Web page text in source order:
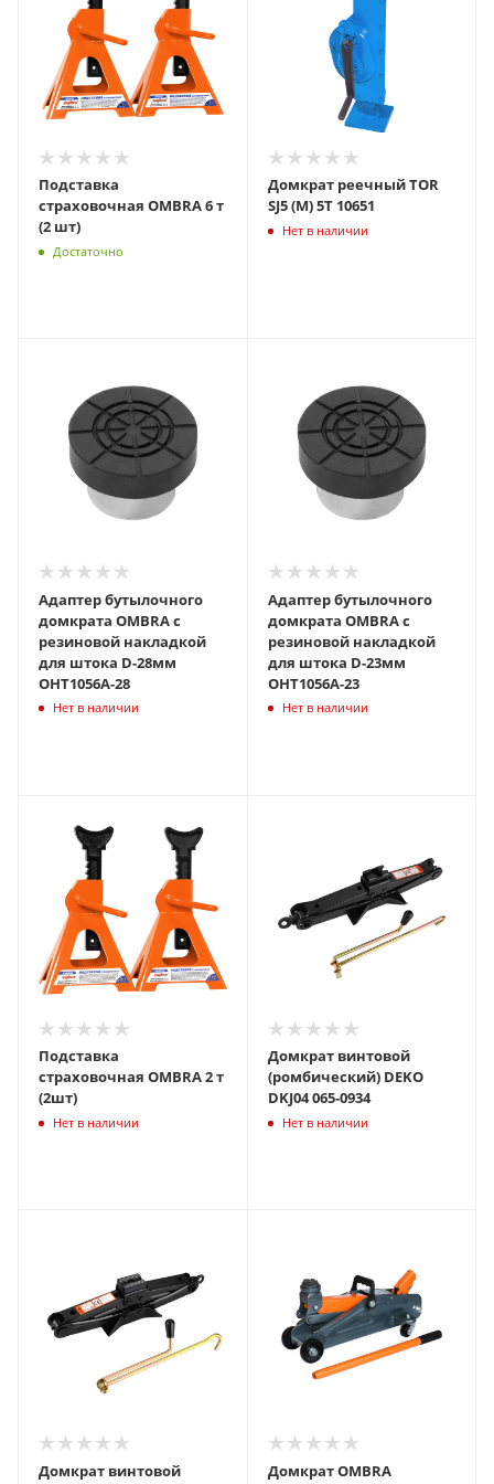
Подставка
страховочная OMBRA 6 т
(2 шт)
Достаточно
Домкрат реечный TOR
SJ5 (M) 5Т 10651
Нет в наличии
Адаптер бутылочного
домкрата OMBRA с
резиновой накладкой
для штока D-28мм
OHT1056A-28
Нет в наличии
Адаптер бутылочного
домкрата OMBRA с
резиновой накладкой
для штока D-23мм
OHT1056A-23
Нет в наличии
Подставка
страховочная OMBRA 2 т
(2шт)
Нет в наличии
Домкрат винтовой
(ромбический) DEKO
DKJ04 065-0934
Нет в наличии
Домкрат винтовой
Домкрат OMBRA